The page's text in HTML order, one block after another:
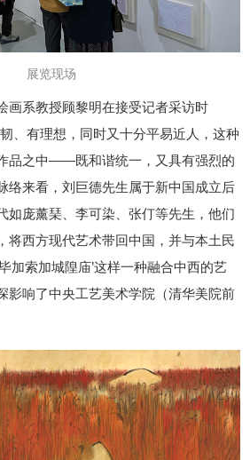
展览现场
画系教授顾黎明在接受记者采访时
、有理想，同时又十分平易近人，这种
品之中——既和谐统一，又具有强烈的
络来看，刘巨德先生属于新中国成立后
如庞薰琹、李可染、张仃等先生，他们
将西方现代艺术带回中国，并与本土民
加索加城隍庙’这样一种融合中西的艺
影响了中央工艺美术学院（清华美院前